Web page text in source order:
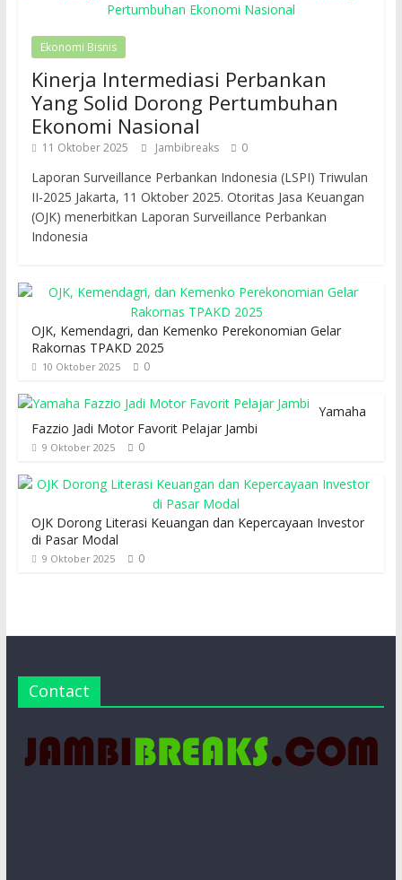
Ekonomi Bisnis
Kinerja Intermediasi Perbankan
Yang Solid Dorong Pertumbuhan
Ekonomi Nasional
11 Oktober 2025 Jambibreaks 0
Laporan Surveillance Perbankan Indonesia (LSPI) Triwulan
II-2025 Jakarta, 11 Oktober 2025. Otoritas Jasa Keuangan
(OJK) menerbitkan Laporan Surveillance Perbankan
Indonesia
OJK, Kemendagri, dan Kemenko Perekonomian Gelar
Rakornas TPAKD 2025
10 Oktober 2025 0
Yamaha
Fazzio Jadi Motor Favorit Pelajar Jambi
9 Oktober 2025 0
OJK Dorong Literasi Keuangan dan Kepercayaan Investor
di Pasar Modal
9 Oktober 2025 0
Contact